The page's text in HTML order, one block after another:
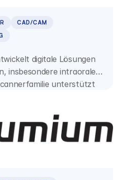
CAD/CAM
digitale Lösungen
insbesondere intraorale
unterstützt